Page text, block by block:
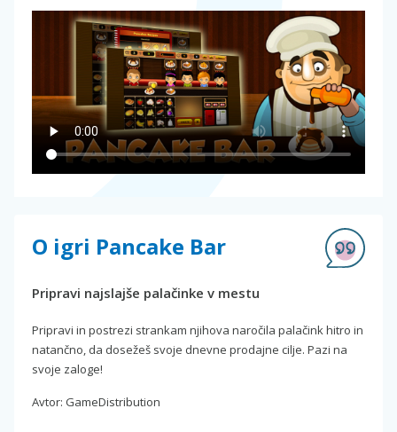
O igri Pancake Bar
Pripravi najslajše palačinke v mestu
Pripravi in postrezi strankam njihova naročila palačink hitro in
natančno, da dosežeš svoje dnevne prodajne cilje. Pazi na
svoje zaloge!
Avtor: GameDistribution